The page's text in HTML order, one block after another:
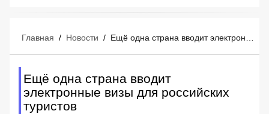
Главная / Новости / Ещё одна страна вводит электронные визы для российских туристов
Ещё одна страна вводит
электронные визы для российских
туристов